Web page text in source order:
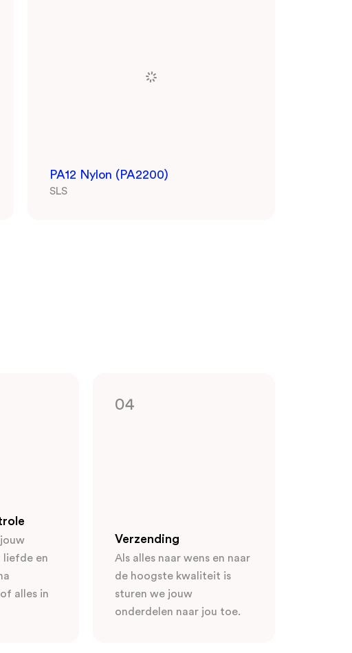
PA12 Nylon (PA2200)
SLS
liefde en
alles in
04
Verzending
Als alles naar wens en naar
de hoogste kwaliteit is
sturen we jouw
onderdelen naar jou toe.